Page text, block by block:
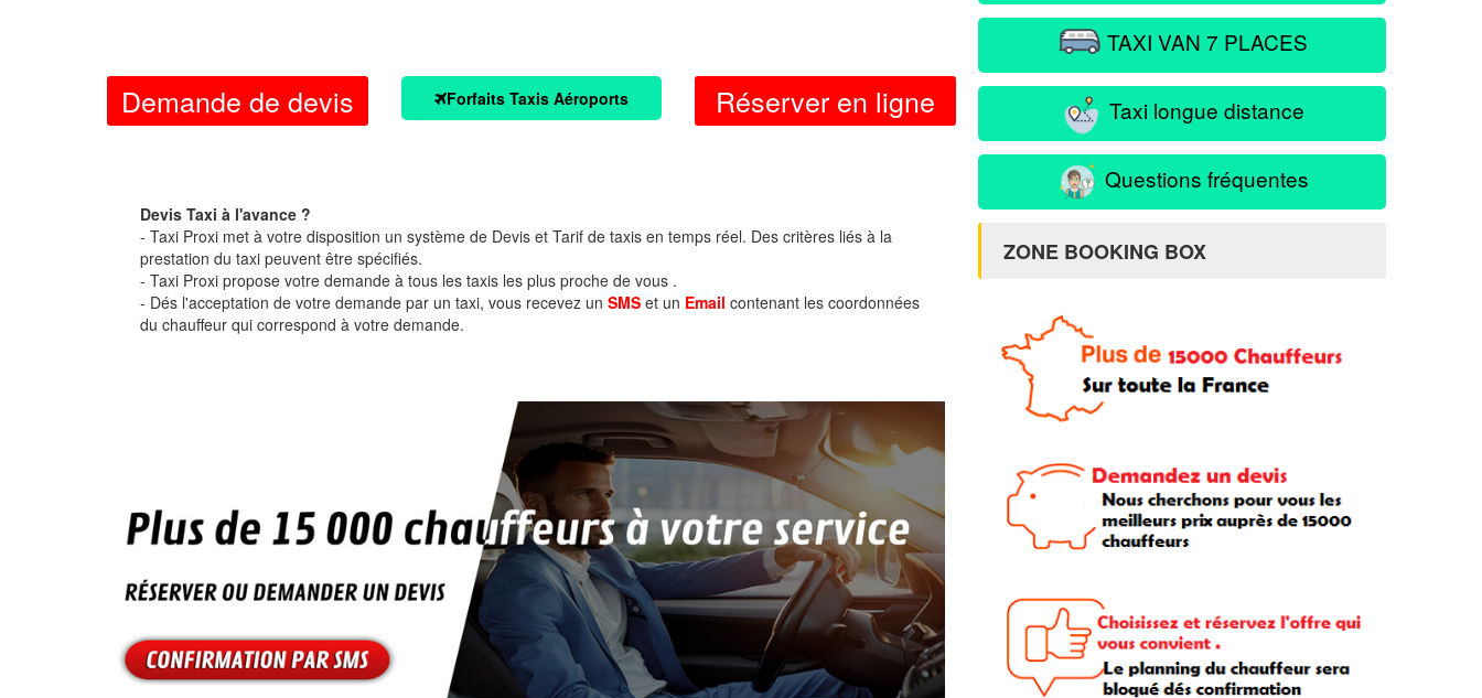
Demande de devis Forfaits Taxis Aéroports Réserver en ligne
Devis Taxi à l'avance ?
- Taxi Proxi met à votre disposition un système de Devis et Tarif de taxis en temps réel. Des critères liés à la
prestation du taxi peuvent être spécifiés.
- Taxi Proxi propose votre demande à tous les taxis les plus proche de vous .
- Dés l'acceptation de votre demande par un taxi, vous recevez un SMS et un Email contenant les coordonnées
du chauffeur qui correspond à votre demande.
TAXI VAN 7 PLACES
Taxi longue distance
Questions fréquentes
ZONE BOOKING BOX